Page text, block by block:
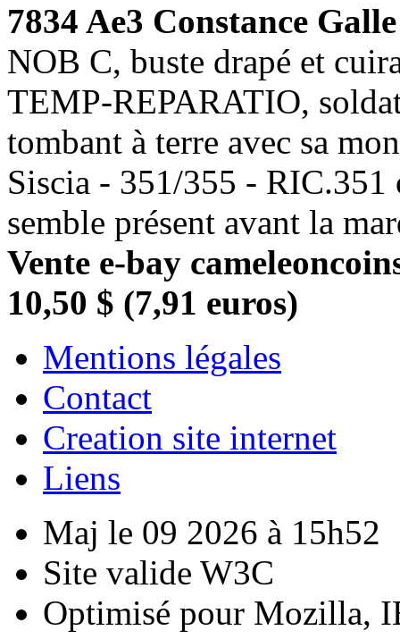
7834 Ae3 Constance
NOB C, buste drapé et
TEMP-REPARATIO,
tombant à terre avec sa
Siscia - 351/355 -
semble présent avant la
Vente e-bay
10,50 $ (7,91 euros)
Mentions légales
Contact
Creation site internet
Liens
Maj le 09 2026 à 15h52
Site valide W3C
Optimisé pour Mozilla,